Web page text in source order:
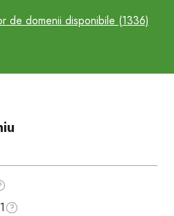
de domenii disponibile (1336)
1